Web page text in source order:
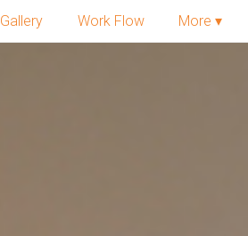
Gallery Work Flow More ▾